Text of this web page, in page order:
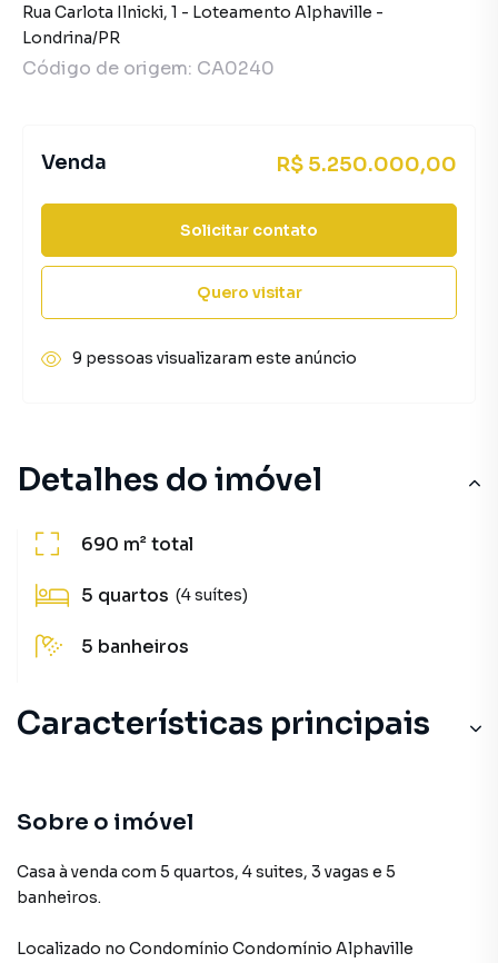
Detalhes do imóvel
690 m²total
5 quartos (4 suítes)
5 banheiros
Características principais
Sobre o imóvel
Casa à venda com 5 quartos, 4 suites, 3 vagas e 5
banheiros.
Localizado no Condomínio Condomínio Alphaville
Rua Carlota Ilnicki, 1 - Loteamento Alphaville -
Londrina/PR
Código de origem: CA0240
Venda R$ 5.250.000,00
Solicitar contato
Quero visitar
9 pessoas visualizaram este anúncio